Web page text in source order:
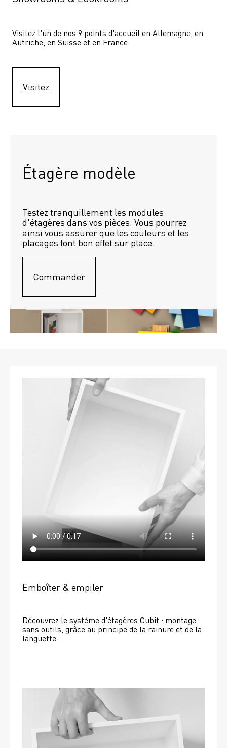
Visitez l'un de nos 9 points d'accueil en Allemagne, en
Autriche, en Suisse et en France.
Visitez
Étagère modèle
Testez tranquillement les modules
d'étagères dans vos pièces. Vous pourrez
ainsi vous assurer que les couleurs et les
placages font bon effet sur place.
Commander
Emboîter & empiler
Découvrez le système d'étagères Cubit : montage
sans outils, grâce au principe de la rainure et de la
languette.